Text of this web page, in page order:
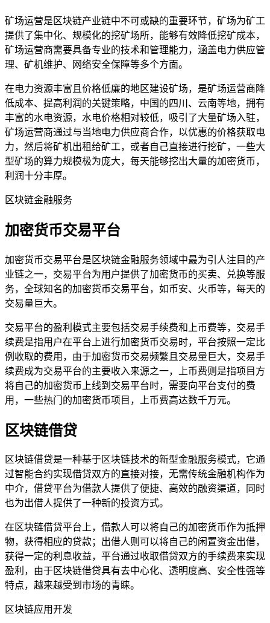
矿场运营是区块链产业链中不可或缺的重要环节，矿场为矿工
提供了集中化、规模化的挖矿场所，能够有效降低挖矿成本，
矿场运营商需要具备专业的技术和管理能力，涵盖电力供应管
理、矿机维护、网络安全保障等多个方面。
在电力资源丰富且价格低廉的地区建设矿场，是矿场运营商降
低成本、提高利润的关键策略，中国的四川、云南等地，拥有
丰富的水电资源，水电价格相对较低，吸引了大量矿场入驻，
矿场运营商通过与当地电力供应商合作，以优惠的价格获取电
力，然后将矿机出租给矿工，或者自己直接进行挖矿，一些大
型矿场的算力规模极为庞大，每天能够挖出大量的加密货币，
利润十分丰厚。
区块链金融服务
加密货币交易平台
加密货币交易平台是区块链金融服务领域中最为引人注目的产
业链之一，交易平台为用户提供了加密货币的买卖、兑换等服
务，全球知名的加密货币交易平台，如币安、火币等，每天的
交易量巨大。
交易平台的盈利模式主要包括交易手续费和上币费等，交易手
续费是指用户在平台上进行加密货币交易时，平台按照一定比
例收取的费用，由于加密货币交易频繁且交易量巨大，交易手
续费成为交易平台的主要收入来源之一，上币费则是指项目方
将自己的加密货币上线到交易平台时，需要向平台支付的费
用，一些热门的加密货币项目，上币费高达数千万元。
区块链借贷
区块链借贷是一种基于区块链技术的新型金融服务模式，它通
过智能合约实现借贷双方的直接对接，无需传统金融机构作为
中介，借贷平台为借款人提供了便捷、高效的融资渠道，同时
也为出借人提供了一种新的投资方式。
在区块链借贷平台上，借款人可以将自己的加密货币作为抵押
物，获得相应的贷款；出借人则可以将自己的闲置资金出借，
获得一定的利息收益，平台通过收取借贷双方的手续费来实现
盈利，由于区块链借贷具有去中心化、透明度高、安全性强等
特点，越来越受到市场的青睐。
区块链应用开发